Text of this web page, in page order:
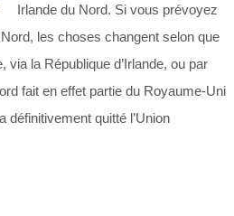
Irlande du Nord. Si vous prévoyez
les choses changent selon que
la République d’Irlande, ou par
fait en effet partie du Royaume-Uni
définitivement quitté l’Union